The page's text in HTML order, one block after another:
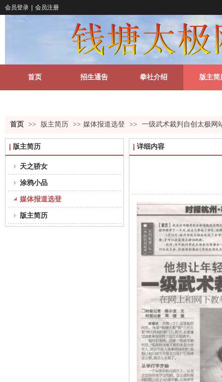
会员登录 会员注册
首页 招生通告 拳社介绍 版主简
首页 >> 版主简历 >> 媒体报道选登 >> 一级武术裁判自创太极网
版主简历
天之骄女
涂鸦小品
媒体报道选登
版主简历
详细内容